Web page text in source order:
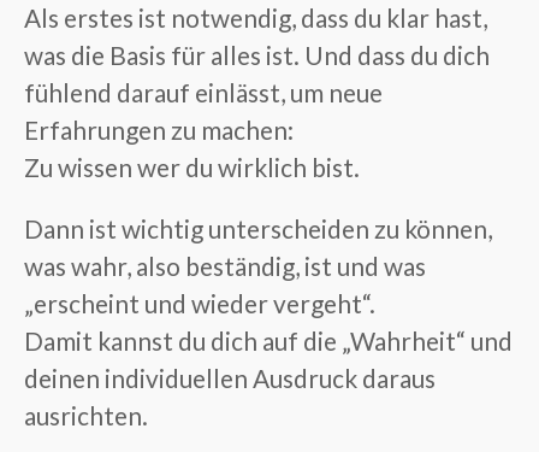
Als erstes ist notwendig, dass du klar hast,
was die Basis für alles ist. Und dass du dich
fühlend darauf einlässt, um neue
Erfahrungen zu machen:
Zu wissen wer du wirklich bist.
Dann ist wichtig unterscheiden zu können,
was wahr, also beständig, ist und was
„erscheint und wieder vergeht“.
Damit kannst du dich auf die „Wahrheit“ und
deinen individuellen Ausdruck daraus
ausrichten.